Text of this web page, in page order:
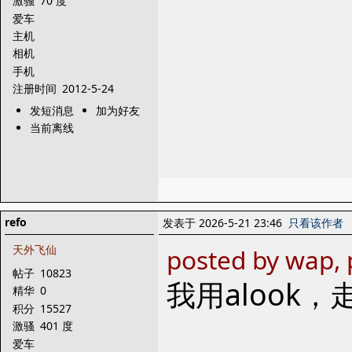
爱车
主机
相机
手机
注册时间 2012-5-24
发短消息
加为好友
当前离线
refo
天外飞仙
帖子 10823
精华 0
积分 15527
激骚 401 度
爱车
发表于 2026-5-21 23:46 只看该作者
posted by
我用alook，